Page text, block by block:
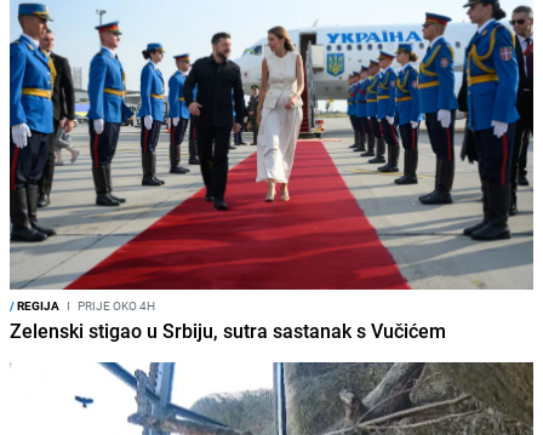
/REGIJA I PRIJE OKO 4H
Zelenski stigao u Srbiju, sutra sastanak s Vučićem